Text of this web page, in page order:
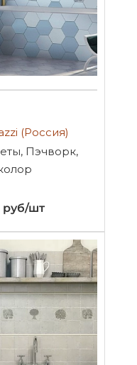
(Россия)
Пэчворк,
руб/шт